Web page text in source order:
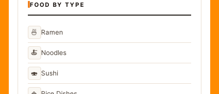
FOOD BY TYPE
🍜 Ramen
🍝 Noodles
🍣 Sushi